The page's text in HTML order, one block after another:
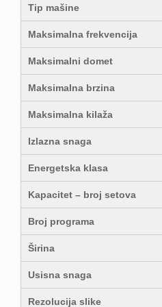
Tip mašine
Maksimalna frekvencija
Maksimalni domet
Maksimalna brzina
Maksimalna kilaža
Izlazna snaga
Energetska klasa
Kapacitet – broj setova
Broj programa
Širina
Usisna snaga
Rezolucija slike